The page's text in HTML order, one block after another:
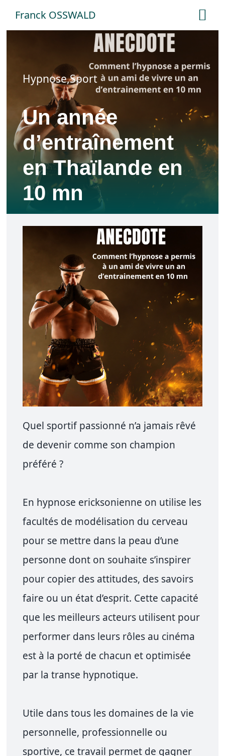
Skip
to
Franck OSSWALD
PRESTATIONS
LES SEANCES
SEANCE A DISTANCE
QUI SUIS-JE?
BLOG
Hypnose,Sport
Un année
d’entraînement
en Thaïlande en
10 mn
Quel sportif passionné n’a jamais rêvé
de devenir comme son champion
préféré ?
En hypnose ericksonienne on utilise les
facultés de modélisation du cerveau
pour se mettre dans la peau d’une
personne dont on souhaite s’inspirer
pour copier des attitudes, des savoirs
faire ou un état d’esprit. Cette capacité
que les meilleurs acteurs utilisent pour
performer dans leurs rôles au cinéma
est à la porté de chacun et optimisée
par la transe hypnotique.
Utile dans tous les domaines de la vie
personnelle, professionnelle ou
sportive, ce travail permet de gagner